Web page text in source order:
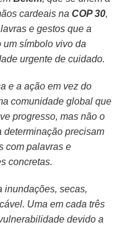
cardeais naCOP 30,
e gestos que a
um símbolo vivo da
urgente de cuidado.
e a ação em vez do
comunidade global que
progresso, mas não o
determinação precisam
com palavras e
concretas.
inundações, secas,
Uma em cada três
devido a